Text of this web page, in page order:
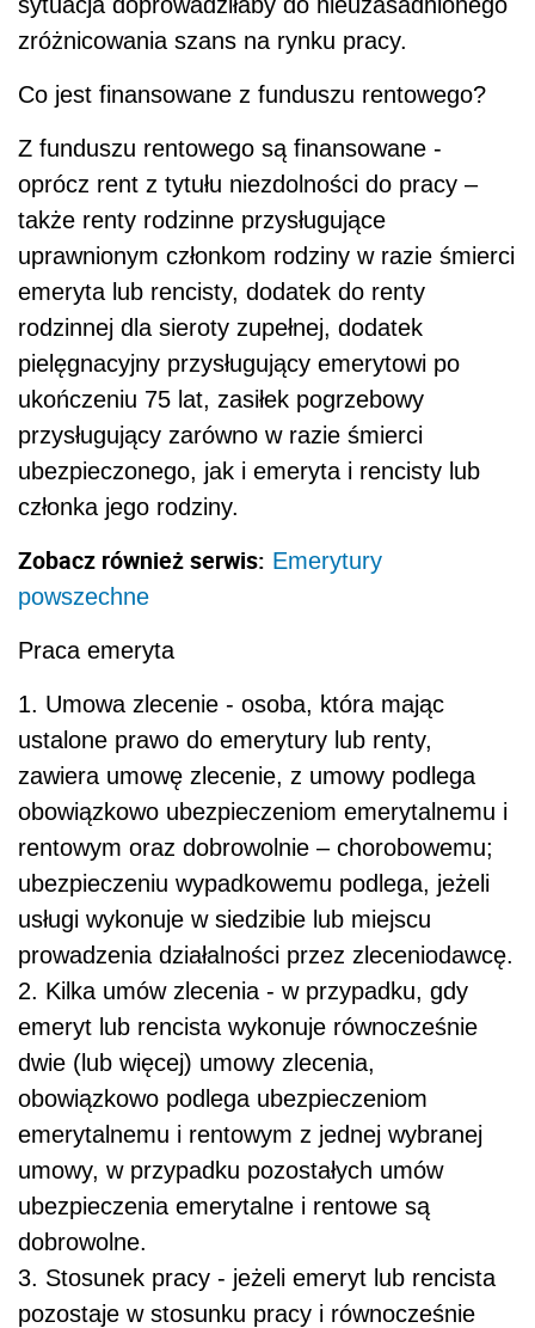
zróżnicowania szans na rynku pracy.
Co jest finansowane z funduszu rentowego?
Z funduszu rentowego są finansowane -
oprócz rent z tytułu niezdolności do pracy –
także renty rodzinne przysługujące
uprawnionym członkom rodziny w razie śmierci
emeryta lub rencisty, dodatek do renty
rodzinnej dla sieroty zupełnej, dodatek
pielęgnacyjny przysługujący emerytowi po
ukończeniu 75 lat, zasiłek pogrzebowy
przysługujący zarówno w razie śmierci
ubezpieczonego, jak i emeryta i rencisty lub
członka jego rodziny.
Zobacz również serwis: Emerytury
powszechne
Praca emeryta
1. Umowa zlecenie - osoba, która mając
ustalone prawo do emerytury lub renty,
zawiera umowę zlecenie, z umowy podlega
obowiązkowo ubezpieczeniom emerytalnemu i
rentowym oraz dobrowolnie – chorobowemu;
ubezpieczeniu wypadkowemu podlega, jeżeli
usługi wykonuje w siedzibie lub miejscu
prowadzenia działalności przez zleceniodawcę.
2. Kilka umów zlecenia - w przypadku, gdy
emeryt lub rencista wykonuje równocześnie
dwie (lub więcej) umowy zlecenia,
obowiązkowo podlega ubezpieczeniom
emerytalnemu i rentowym z jednej wybranej
umowy, w przypadku pozostałych umów
ubezpieczenia emerytalne i rentowe są
dobrowolne.
3. Stosunek pracy - jeżeli emeryt lub rencista
pozostaje w stosunku pracy i równocześnie